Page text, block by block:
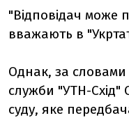
"Відповідач може
вважають в
Однак, за
служби "УТН-Схід"
суду, яке